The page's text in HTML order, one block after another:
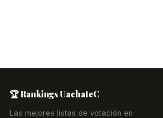
🏆 Rankings UachateC
Las mejores listas de votación en